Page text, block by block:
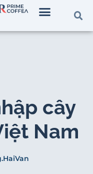
cây
Nam